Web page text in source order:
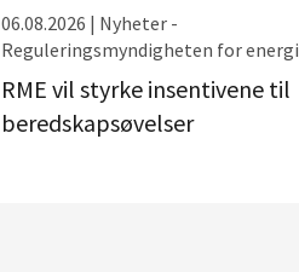
06.08.2026 | Nyheter -
Reguleringsmyndigheten for energi
RME vil styrke insentivene til
beredskapsøvelser